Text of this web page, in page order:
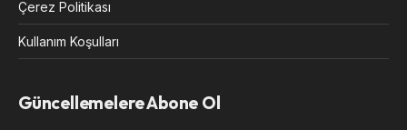
Çerez Politikası
Kullanım Koşulları
Güncellemelere Abone Ol